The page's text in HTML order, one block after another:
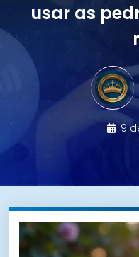
usar as
9